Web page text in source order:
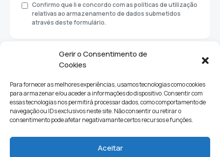
Gerir o Consentimento de
Cookies
Para fornecer as melhores experiências, usamos tecnologias como cookies
para armazenar e/ou aceder a informações do dispositivo. Consentir com
essas tecnologias nos permitirá processar dados, como comportamento de
navegação ou IDs exclusivos neste site. Não consentir ou retirar o
consentimento pode afetar negativamante certos recursos e funções.
Aceitar
Confirmo que li e concordo com as políticas de utilização
relativas ao armazenamento de dados submetidos
através deste formulário.
Ciências e Tecnologia